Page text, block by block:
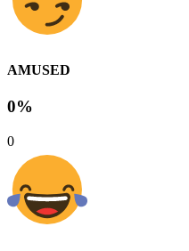
AMUSED
0%
0